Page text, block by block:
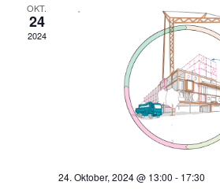
OKT.
24
2024
24. Oktober, 2024 @ 13:00 - 17:30